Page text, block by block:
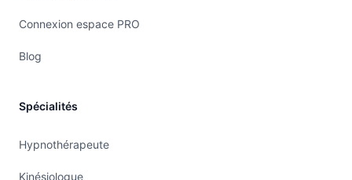
Connexion espace PRO
Blog
Spécialités
Hypnothérapeute
Kinésiologue